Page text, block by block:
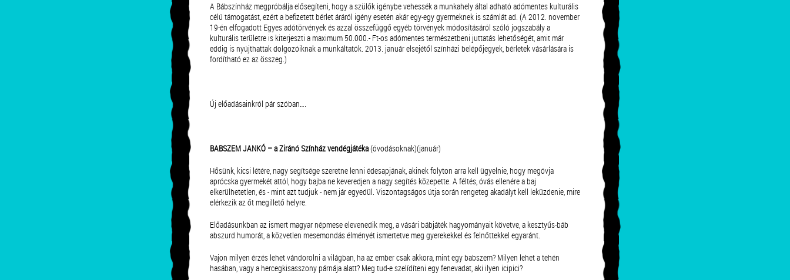
A Bábszínház megpróbálja elősegíteni, hogy a szülők igénybe vehessék a munkahely által adható adómentes kulturális
célú támogatást, ezért a befizetett bérlet áráról igény esetén akár egy-egy gyermeknek is számlát ad. (A 2012. november
19-én elfogadott Egyes adótörvények és azzal összefüggő egyéb törvények módosításáról szóló jogszabály a
kulturális területre is kiterjeszti a maximum 50.000.- Ft-os adómentes természetbeni juttatás lehetőségét, amit már
eddig is nyújthattak dolgozóiknak a munkáltatók. 2013. január elsejétől színházi belépőjegyek, bérletek vásárlására is
fordítható ez az összeg.)
Új előadásainkról pár szóban….
BABSZEM JANKÓ – a Ziránó Színház vendégjátéka(óvodásoknak)(január)
Hősünk, kicsi létére, nagy segítsége szeretne lenni édesapjának, akinek folyton arra kell ügyelnie, hogy megóvja
aprócska gyermekét attól, hogy bajba ne keveredjen a nagy segítés közepette. A féltés, óvás ellenére a baj
elkerülhetetlen, és - mint azt tudjuk - nem jár egyedül. Viszontagságos útja során rengeteg akadályt kell leküzdenie, mire
elérkezik az őt megillető helyre.
Előadásunkban az ismert magyar népmese elevenedik meg, a vásári bábjáték hagyományait követve, a kesztyűs-báb
abszurd humorát, a közvetlen mesemondás élményét ismertetve meg gyerekekkel és felnőttekkel egyaránt.
Vajon milyen érzés lehet vándorolni a világban, ha az ember csak akkora, mint egy babszem? Milyen lehet a tehén
hasában, vagy a hercegkisasszony párnája alatt? Meg tud-e szelídíteni egy fenevadat, aki ilyen icipici?